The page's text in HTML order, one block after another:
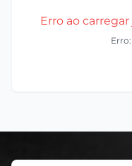
Erro ao